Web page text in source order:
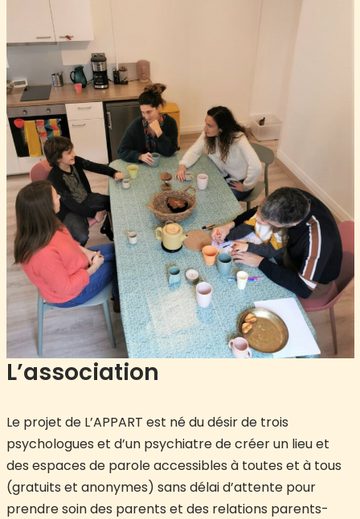
L’association
Le projet de L’APPART est né du désir de trois
psychologues et d’un psychiatre de créer un lieu et
des espaces de parole accessibles à toutes et à tous
(gratuits et anonymes) sans délai d’attente pour
prendre soin des parents et des relations parents-